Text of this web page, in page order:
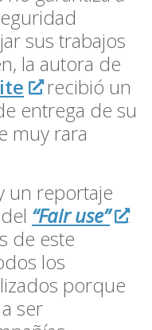
sus trabajos
la autora de
recibió un
entrega de su
muy rara
un reportaje
“Fair use”
de este
los
porque
ser